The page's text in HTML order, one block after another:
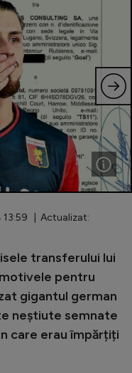
13:59 | Actualizat:
transferului lui
pentru
gigantul german
neștiute semnate
care erau împărțiți